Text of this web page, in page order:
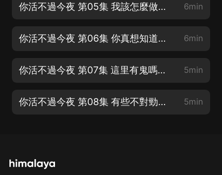
你活不過今夜 第05集 我該怎麼做（第一集留言可領紅包和vip） 6min
你活不過今夜 第06集 你真想知道（第一集留言可領紅包和vip） 6min
你活不過今夜 第07集 這里有鬼嗎（第一集留言可領紅包和vip） 5min
你活不過今夜 第08集 有些不對勁（第一集留言可領紅包和vip） 5min